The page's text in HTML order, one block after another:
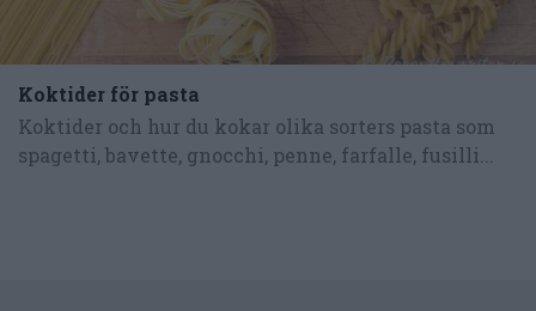
Koktider för pasta
Koktider och hur du kokar olika sorters pasta som
spagetti, bavette, gnocchi, penne, farfalle, fusilli...